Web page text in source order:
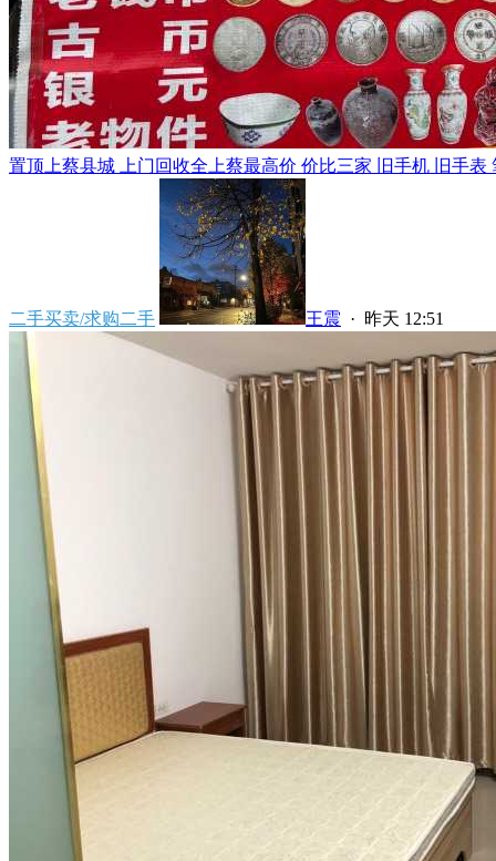
置顶 上蔡县城 上门回收全上蔡最高价 价比三家 旧手机 旧手表
二手买卖/求购二手 王震 · 昨天 12:51